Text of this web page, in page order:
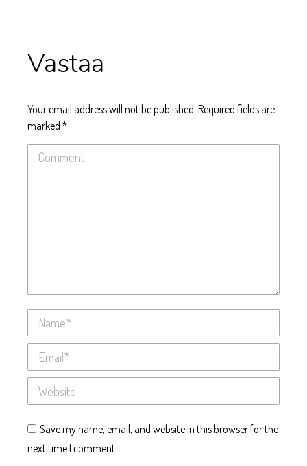
Vastaa
Your email address will not be published. Required fields are
marked *
Comment
Name *
Email *
Website
Save my name, email, and website in this browser for the
next time I comment.